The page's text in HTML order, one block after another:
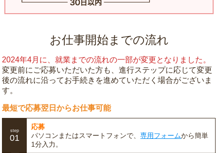
お仕事開始までの流れ
2024年4月に、就業までの流れの一部が変更となりました。
変更前にご応募いただいた方も、進行ステップに応じて変更
後の流れに沿ってお手続きを進めていただく場合がございま
す。
最短で応募翌日からお仕事可能
step
01
応募
パソコンまたはスマートフォンで、専用フォームから簡単
1分入力。